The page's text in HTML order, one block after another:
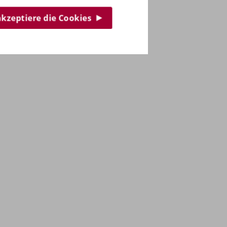
die Cookies